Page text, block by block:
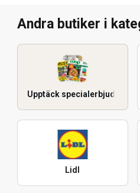
Andra butiker i
Upptäck specialerbjudanden
Lidl